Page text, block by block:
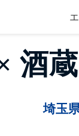
酒
埼玉